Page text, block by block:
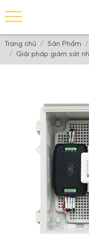
Trang chủ Sản Phẩm
Giải pháp giám sát